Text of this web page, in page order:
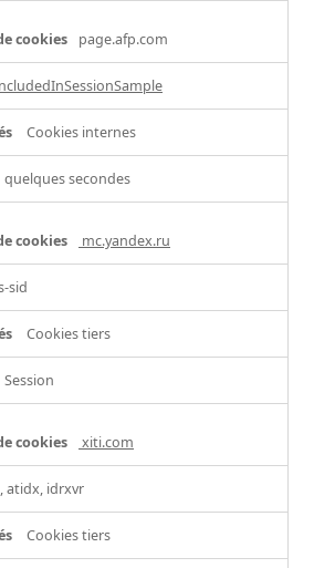
page.afp.com
Cookies internes
quelques secondes
mc.yandex.ru
sid
Cookies tiers
Session
xiti.com
atidx, idrxvr
Cookies tiers